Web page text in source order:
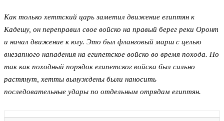
Как только хеттский царь заметил движение египтян к
Кадешу, он переправил свое войско на правый берег реки Оронт
и начал движение к югу. Это был фланговый марш с целью
внезапного нападения на египетское войско во время похода. Но
так как походный порядок египетског войска был сильно
растянут, хетты вынуждены были наносить
последовательные удары по отдельным отрядам египтян.